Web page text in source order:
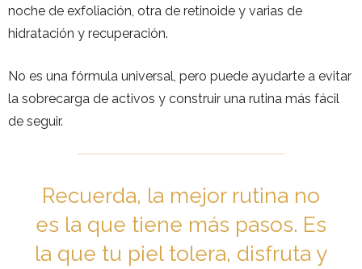
noche de exfoliación, otra de retinoide y varias de
hidratación y recuperación.
No es una fórmula universal, pero puede ayudarte a evitar
la sobrecarga de activos y construir una rutina más fácil
de seguir.
Recuerda, la mejor rutina no
es la que tiene más pasos. Es
la que tu piel tolera, disfruta y